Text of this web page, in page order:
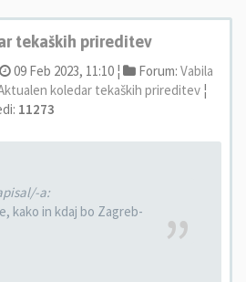
tekaških prireditev
09 Feb 2023, 11:10 ¦ Forum: Vabila
koledar tekaških prireditev ¦
11273
a:
kako in kdaj bo Zagreb-